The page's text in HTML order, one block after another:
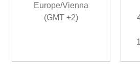
Europe/Vienna
(GMT +2)